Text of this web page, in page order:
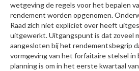
wetgeving de regels voor het bepalen
rendement worden opgenomen.
Raad zich niet expliciet over heeft
uitgewerkt. Uitgangspunt is dat zoveel
aangesloten bij het rendementsbegrip
vormgeving van het forfaitaire stelsel in
planning is om in het eerste kwartaal